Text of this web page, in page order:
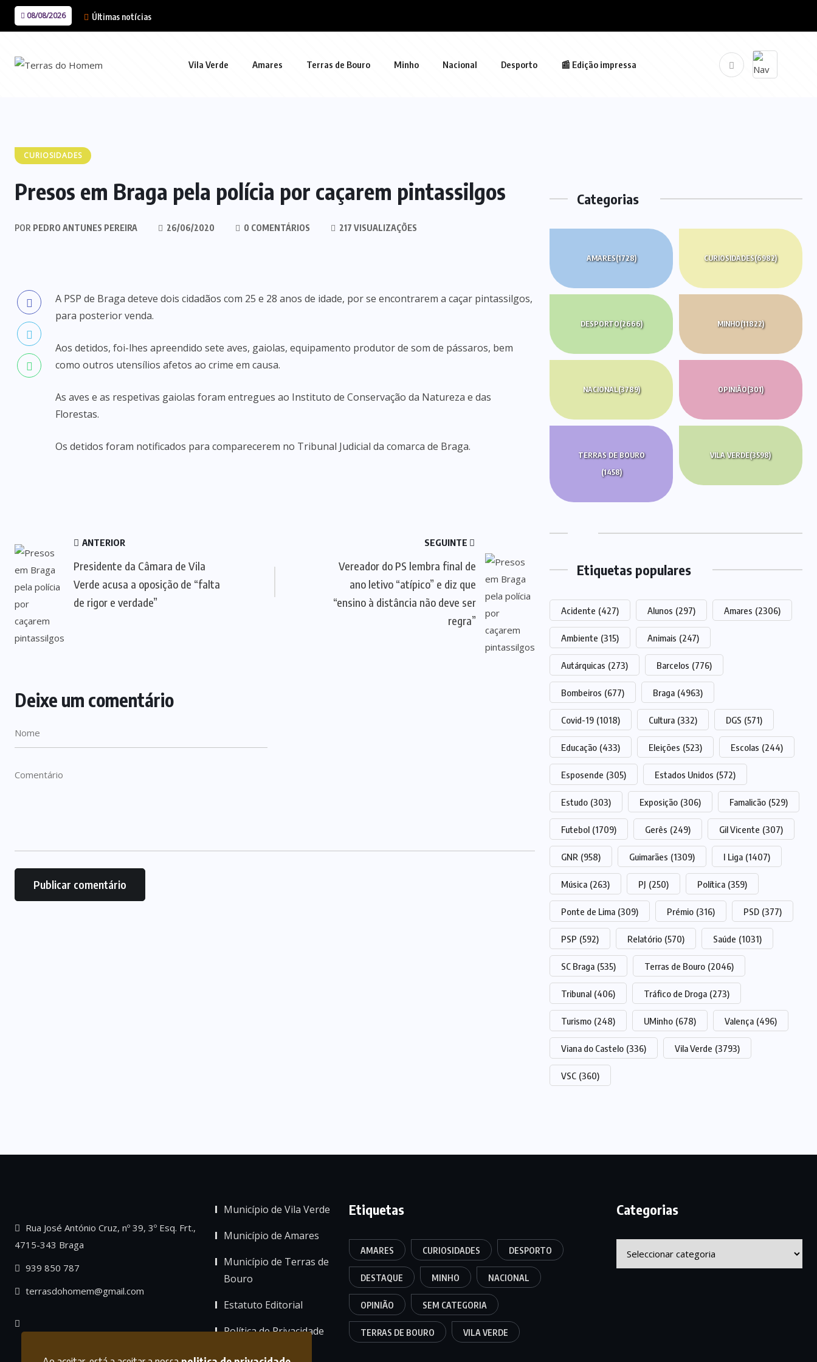
08/08/2026 Últimas notícias
Vila Verde Amares Terras de Bouro Minho Nacional Desporto 📰 Edição impressa
CURIOSIDADES
Presos em Braga pela polícia por caçarem pintassilgos
POR PEDRO ANTUNES PEREIRA 26/06/2020 0 COMENTÁRIOS 217 VISUALIZAÇÕES
A PSP de Braga deteve dois cidadãos com 25 e 28 anos de idade, por se encontrarem a caçar pintassilgos,
para posterior venda.
Aos detidos, foi-lhes apreendido sete aves, gaiolas, equipamento produtor de som de pássaros, bem
como outros utensílios afetos ao crime em causa.
As aves e as respetivas gaiolas foram entregues ao Instituto de Conservação da Natureza e das
Florestas.
Os detidos foram notificados para comparecerem no Tribunal Judicial da comarca de Braga.
ANTERIOR
Presidente da Câmara de Vila
Verde acusa a oposição de “falta
de rigor e verdade”
SEGUINTE
Vereador do PS lembra final de
ano letivo “atípico” e diz que
“ensino à distância não deve ser
regra”
Deixe um comentário
Categorias
AMARES(1728) CURIOSIDADES(6982)
DESPORTO(2666) MINHO(11822)
NACIONAL(3789) OPINIÃO(301)
TERRAS DE BOURO
(1458)
VILA VERDE(3598)
Etiquetas populares
Acidente (427) Alunos (297) Amares (2306)
Ambiente (315) Animais (247)
Autárquicas (273) Barcelos (776)
Bombeiros (677) Braga (4963)
Covid-19 (1018) Cultura (332) DGS (571)
Educação (433) Eleições (523) Escolas (244)
Esposende (305) Estados Unidos (572)
Estudo (303) Exposição (306) Famalicão (529)
Futebol (1709) Gerês (249) Gil Vicente (307)
GNR (958) Guimarães (1309) I Liga (1407)
Música (263) PJ (250) Política (359)
Ponte de Lima (309) Prémio (316) PSD (377)
PSP (592) Relatório (570) Saúde (1031)
SC Braga (535) Terras de Bouro (2046)
Tribunal (406) Tráfico de Droga (273)
Turismo (248) UMinho (678) Valença (496)
Viana do Castelo (336) Vila Verde (3793)
VSC (360)
Rua José António Cruz, nº 39, 3º Esq. Frt.,
4715-343 Braga
939 850 787
terrasdohomem@gmail.com
Município de Vila Verde
Município de Amares
Município de Terras de
Bouro
Estatuto Editorial
Política de Privacidade
Etiquetas
AMARES CURIOSIDADES DESPORTO
DESTAQUE MINHO NACIONAL
OPINIÃO SEM CATEGORIA
TERRAS DE BOURO VILA VERDE
Categorias